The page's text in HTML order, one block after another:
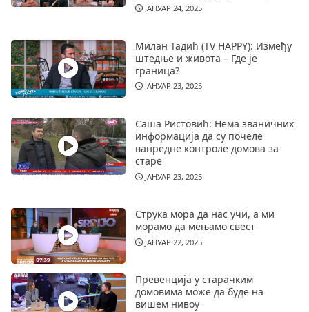
ЈАНУАР 24, 2025
Милан Тадић (TV HAPPY): Између
штедње и живота – Где је
граница?
ЈАНУАР 23, 2025
Саша Ристовић: Нема званичних
информација да су почеле
ванредне контроле домова за
старе
ЈАНУАР 23, 2025
Струка мора да нас учи, а ми
морамо да мењамо свест
ЈАНУАР 22, 2025
Превенција у старачким
домовима може да буде на
вишем нивоу